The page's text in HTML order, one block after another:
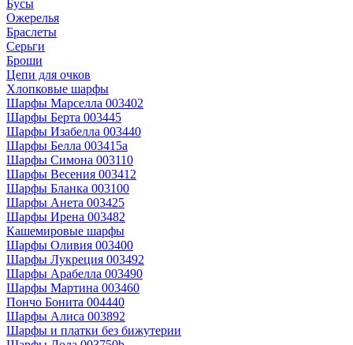
Бусы
Ожерелья
Браслеты
Серьги
Броши
Цепи для очков
Хлопковые шарфы
Шарфы Марселла 003402
Шарфы Берта 003445
Шарфы Изабелла 003440
Шарфы Белла 003415a
Шарфы Симона 003110
Шарфы Весения 003412
Шарфы Бланка 003100
Шарфы Анета 003425
Шарфы Ирена 003482
Кашемировые шарфы
Шарфы Оливия 003400
Шарфы Лукреция 003492
Шарфы Арабелла 003490
Шарфы Мартина 003460
Пончо Бонита 004440
Шарфы Алиса 003892
Шарфы и платки без бижутерии